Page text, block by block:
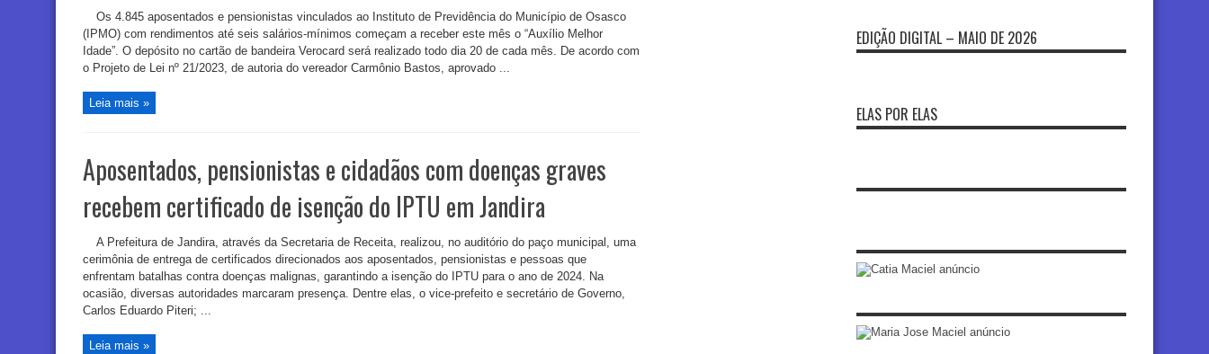
Os 4.845 aposentados e pensionistas vinculados ao Instituto de Previdência do Município de Osasco
(IPMO) com rendimentos até seis salários-mínimos começam a receber este mês o “Auxílio Melhor
Idade”. O depósito no cartão de bandeira Verocard será realizado todo dia 20 de cada mês. De acordo com
o Projeto de Lei nº 21/2023, de autoria do vereador Carmônio Bastos, aprovado ...
Leia mais »
Aposentados, pensionistas e cidadãos com doenças graves
recebem certificado de isenção do IPTU em Jandira
A Prefeitura de Jandira, através da Secretaria de Receita, realizou, no auditório do paço municipal, uma
cerimônia de entrega de certificados direcionados aos aposentados, pensionistas e pessoas que
enfrentam batalhas contra doenças malignas, garantindo a isenção do IPTU para o ano de 2024. Na
ocasião, diversas autoridades marcaram presença. Dentre elas, o vice-prefeito e secretário de Governo,
Carlos Eduardo Piteri; ...
Leia mais »
EDIÇÃO DIGITAL – MAIO DE 2026
ELAS POR ELAS